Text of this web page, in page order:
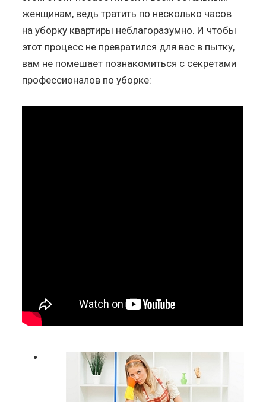
женщинам, ведь тратить по несколько часов
на уборку квартиры неблагоразумно. И чтобы
этот процесс не превратился для вас в пытку,
вам не помешает познакомиться с секретами
профессионалов по уборке: